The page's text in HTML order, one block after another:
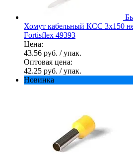
Хомут кабельный КСС 3х150
Fortisflex 49393
Цена:
43.56 руб. / упак.
Оптовая цена:
42.25 руб. / упак.
Новинка